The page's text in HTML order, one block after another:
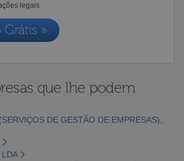
legais
»
que lhe podem
DE GESTÃO DE EMPRESAS),